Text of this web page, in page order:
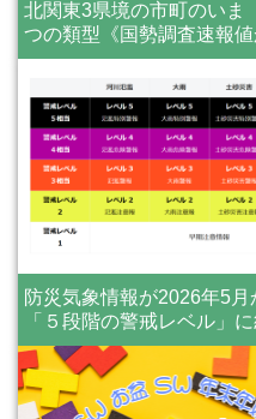
北関東3県境の市町のい
つの類型《国勢調査速報
防災気象情報が2026年5
「５段階の警戒レベル」